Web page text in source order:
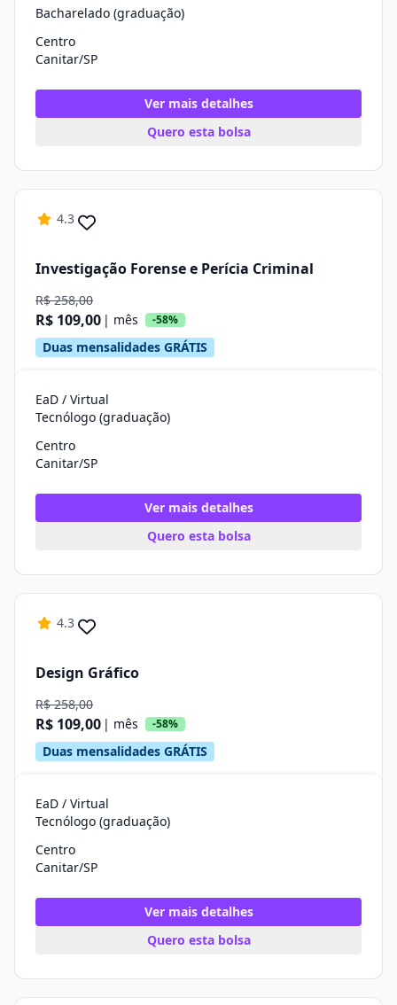
Bacharelado (graduação)
Centro
Canitar/SP
Ver mais detalhes
Quero esta bolsa
4.3
Investigação Forense e Perícia Criminal
R$ 258,00
R$ 109,00 | mês -58%
Duas mensalidades GRÁTIS
EaD / Virtual
Tecnólogo (graduação)
Centro
Canitar/SP
Ver mais detalhes
Quero esta bolsa
4.3
Design Gráfico
R$ 258,00
R$ 109,00 | mês -58%
Duas mensalidades GRÁTIS
EaD / Virtual
Tecnólogo (graduação)
Centro
Canitar/SP
Ver mais detalhes
Quero esta bolsa